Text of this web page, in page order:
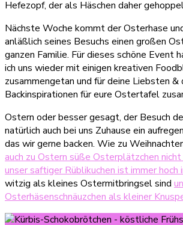
Hefezopf, der als Häschen daher
Nächste Woche kommt der Osterhase
anläßlich seines Besuchs einen großen
ganzen Familie. Für dieses schöne Event
ich uns wieder mit einigen kreativen
zusammengetan und für deine Liebsten &
Backinspirationen für eure Ostertafel
Ostern oder besser gesagt, der Besuch
natürlich auch bei uns Zuhause ein
das wir gerne backen. Wie zu
auch zu Ostern süße Osterplätzchen
unser saftiger Rüblikuchen ist immer hoch
witzig als kleines Ostermitbringsel sind
Osterhäsenschnäuzchen als kleiner